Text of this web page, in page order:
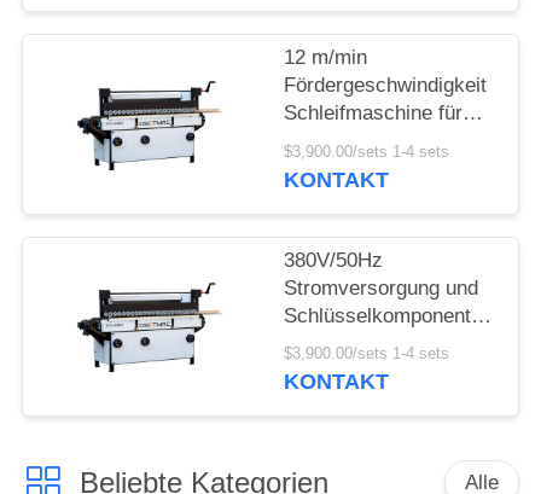
POLICY
12 m/min
Fördergeschwindigkeit
Schleifmaschine für
Holzkanten mit
einfachen
$3,900.00/sets 1-4 sets
KONTAKT
380V/50Hz
Stromversorgung und
Schlüsselkomponenten
Holzschleifmaschine
für Produktionsanlagen
$3,900.00/sets 1-4 sets
KONTAKT
Beliebte Kategorien Alle